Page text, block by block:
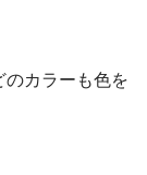
のカラーも色を